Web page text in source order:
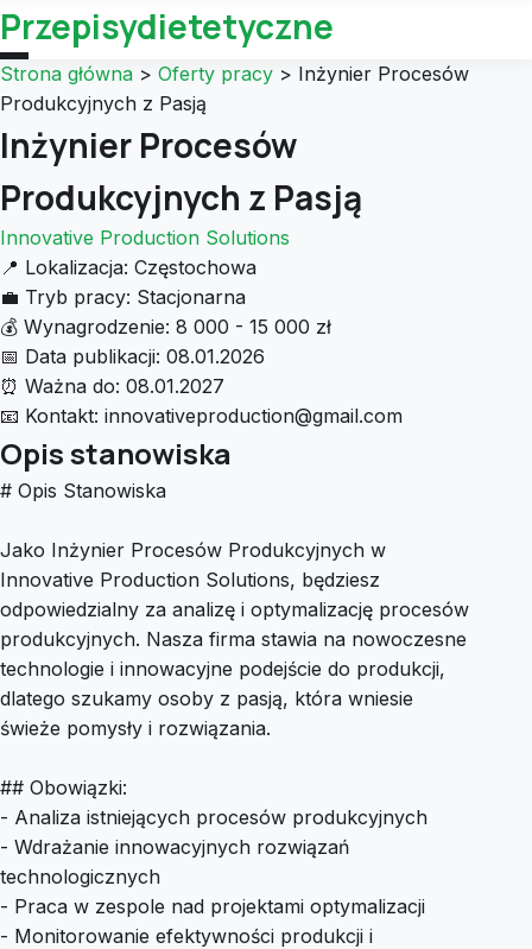
Przepisydietetyczne
Strona główna > Oferty pracy > Inżynier Procesów
Produkcyjnych z Pasją
Inżynier Procesów
Produkcyjnych z Pasją
Innovative Production Solutions
📍 Lokalizacja: Częstochowa
💼 Tryb pracy: Stacjonarna
💰 Wynagrodzenie: 8 000 - 15 000 zł
📅 Data publikacji: 08.01.2026
⏰ Ważna do: 08.01.2027
📧 Kontakt: innovativeproduction@gmail.com
Opis stanowiska
# Opis Stanowiska
Jako Inżynier Procesów Produkcyjnych w
Innovative Production Solutions, będziesz
odpowiedzialny za analizę i optymalizację procesów
produkcyjnych. Nasza firma stawia na nowoczesne
technologie i innowacyjne podejście do produkcji,
dlatego szukamy osoby z pasją, która wniesie
świeże pomysły i rozwiązania.
## Obowiązki:
- Analiza istniejących procesów produkcyjnych
- Wdrażanie innowacyjnych rozwiązań
technologicznych
- Praca w zespole nad projektami optymalizacji
- Monitorowanie efektywności produkcji i